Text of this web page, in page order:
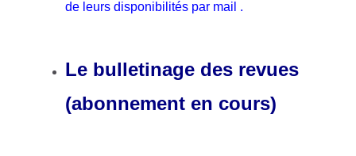
de leurs disponibilités par mail .
Le bulletinage des revues
(abonnement en cours)